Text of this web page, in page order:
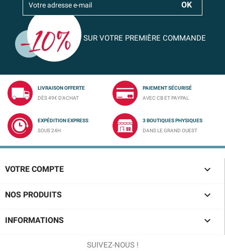
SUR VOTRE PREMIÈRE COMMANDE
LIVRAISON OFFERTE
DÈS 49€ D'ACHAT
PAIEMENT SÉCURISÉ
AVEC CB ET PAYPAL
EXPÉDITION EXPRESS
SOUS 24H
3 BOUTIQUES PHYSIQUES
DANS LE GRAND OUEST
VOTRE COMPTE 
NOS PRODUITS 
INFORMATIONS 
SUIVEZ-NOUS !